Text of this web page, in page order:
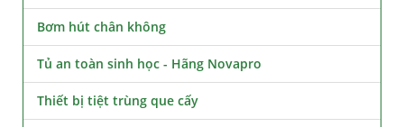
Bơm hút chân không
Tủ an toàn sinh học - Hãng Novapro
Thiết bị tiệt trùng que cấy